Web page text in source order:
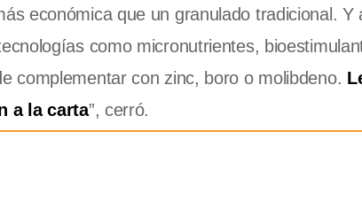
económica que un granulado tradicional. Y
como micronutrientes,
complementar con zinc, boro o molibdeno.
a la carta”, cerró.